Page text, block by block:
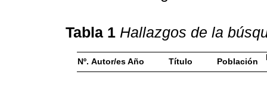
Tabla 1 Hallazgos de la
Nº. Autor/es Año Título Población